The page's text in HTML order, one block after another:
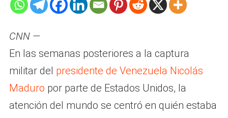
CNN—
En las semanas posteriores a la captura
militar del presidente de Venezuela Nicolás
Maduro por parte de Estados Unidos, la
atención del mundo se centró en quién estaba